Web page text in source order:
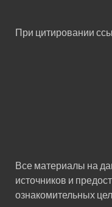
При цитировании
Все материалы на
источников и
ознакомительных